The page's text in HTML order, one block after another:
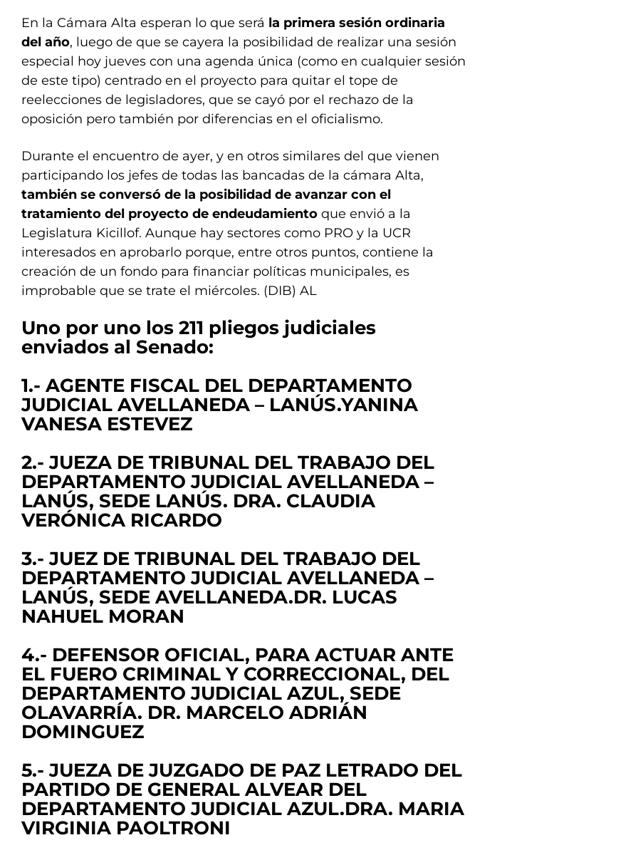
En la Cámara Alta esperan lo que será la primera sesión ordinaria
del año, luego de que se cayera la posibilidad de realizar una sesión
especial hoy jueves con una agenda única (como en cualquier sesión
de este tipo) centrado en el proyecto para quitar el tope de
reelecciones de legisladores, que se cayó por el rechazo de la
oposición pero también por diferencias en el oficialismo.
Durante el encuentro de ayer, y en otros similares del que vienen
participando los jefes de todas las bancadas de la cámara Alta,
también se conversó de la posibilidad de avanzar con el
tratamiento del proyecto de endeudamiento que envió a la
Legislatura Kicillof. Aunque hay sectores como PRO y la UCR
interesados en aprobarlo porque, entre otros puntos, contiene la
creación de un fondo para financiar políticas municipales, es
improbable que se trate el miércoles. (DIB) AL
Uno por uno los 211 pliegos judiciales
enviados al Senado:
1.- AGENTE FISCAL DEL DEPARTAMENTO
JUDICIAL AVELLANEDA – LANÚS.YANINA
VANESA ESTEVEZ
2.- JUEZA DE TRIBUNAL DEL TRABAJO DEL
DEPARTAMENTO JUDICIAL AVELLANEDA –
LANÚS, SEDE LANÚS. DRA. CLAUDIA
VERÓNICA RICARDO
3.- JUEZ DE TRIBUNAL DEL TRABAJO DEL
DEPARTAMENTO JUDICIAL AVELLANEDA –
LANÚS, SEDE AVELLANEDA.DR. LUCAS
NAHUEL MORAN
4.- DEFENSOR OFICIAL, PARA ACTUAR ANTE
EL FUERO CRIMINAL Y CORRECCIONAL, DEL
DEPARTAMENTO JUDICIAL AZUL, SEDE
OLAVARRÍA. DR. MARCELO ADRIÁN
DOMINGUEZ
5.- JUEZA DE JUZGADO DE PAZ LETRADO DEL
PARTIDO DE GENERAL ALVEAR DEL
DEPARTAMENTO JUDICIAL AZUL.DRA. MARIA
VIRGINIA PAOLTRONI